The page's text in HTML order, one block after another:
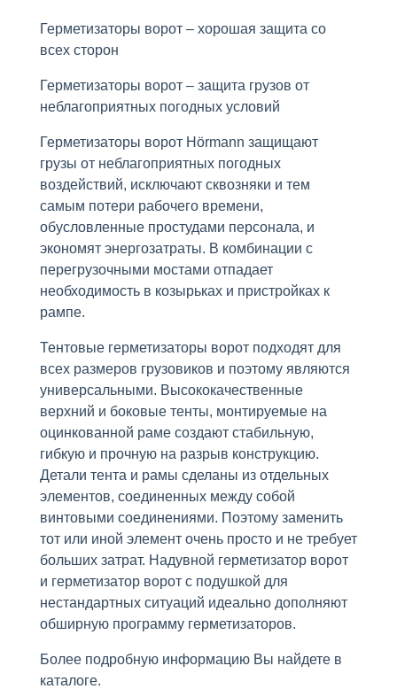
Герметизаторы ворот – хорошая защита со
всех сторон
Герметизаторы ворот – защита грузов от
неблагоприятных погодных условий
Герметизаторы ворот Hörmann защищают
грузы от неблагоприятных погодных
воздействий, исключают сквозняки и тем
самым потери рабочего времени,
обусловленные простудами персонала, и
экономят энергозатраты. В комбинации с
перегрузочными мостами отпадает
необходимость в козырьках и пристройках к
рампе.
Тентовые герметизаторы ворот подходят для
всех размеров грузовиков и поэтому являются
универсальными. Высококачественные
верхний и боковые тенты, монтируемые на
оцинкованной раме создают стабильную,
гибкую и прочную на разрыв конструкцию.
Детали тента и рамы сделаны из отдельных
элементов, соединенных между собой
винтовыми соединениями. Поэтому заменить
тот или иной элемент очень просто и не требует
больших затрат. Надувной герметизатор ворот
и герметизатор ворот с подушкой для
нестандартных ситуаций идеально дополняют
обширную программу герметизаторов.
Более подробную информацию Вы найдете в
каталоге.